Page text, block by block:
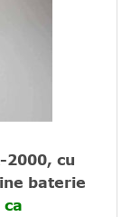
2000, cu
baterie